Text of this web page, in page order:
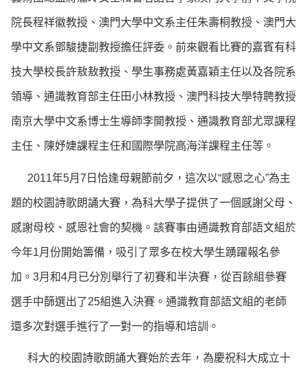
院長程祥徽教授、澳門大學中文系主任朱壽桐教授、澳門大
學中文系鄧駿捷副教授擔任評委。前來觀看比賽的嘉賓有科
技大學校長許敖敖教授、學生事務處黃嘉穎主任以及各院系
領導、通識教育部主任田小林教授、澳門科技大學特聘教授
南京大學中文系博士生導師李開教授、通識教育部尤眾課程
主任、陳妤婕課程主任和國際學院高海洋課程主任等。
2011年5月7日恰逢母親節前夕，這次以“感恩之心”為主
題的校園詩歌朗誦大賽，為科大學子提供了一個感謝父母、
感謝母校、感恩社會的契機。該賽事由通識教育部語文組於
今年1月份開始籌備，吸引了眾多在校大學生踴躍報名參
加。3月和4月已分別舉行了初賽和半決賽，從百餘組參賽
選手中篩選出了25組進入決賽。通識教育部語文組的老師
還多次對選手進行了一對一的指導和培訓。
科大的校園詩歌朗誦大賽始於去年，為慶祝科大成立十